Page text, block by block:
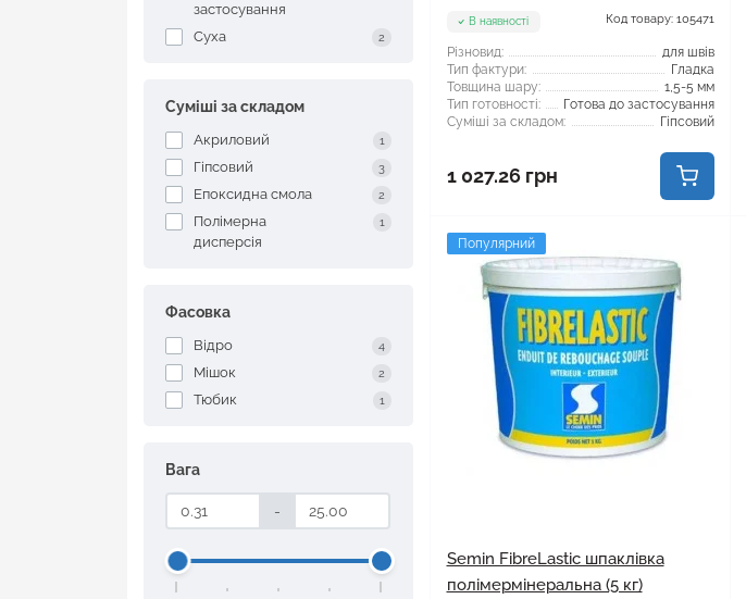
застосування
Суха 2
Суміші за складом
Акриловий 1
Гіпсовий 3
Епоксидна смола 2
Полімерна
дисперсія
1
Фасовка
Відро 4
Мішок 2
Тюбик 1
Вага
-
В наявності Код товару: 105471
Різновид:
для швів
Тип фактури:
Гладка
Товщина шару:
1,5-5 мм
Тип готовності:
Готова до застосування
Суміші за складом:
Гіпсовий
1 027.26 грн
Популярний
Semin FibreLastic шпаклівка
полімермінеральна (5 кг)